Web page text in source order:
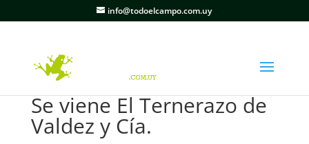
info@todoelcampo.com.uy
Se viene El Ternerazo de
Valdez y Cía.